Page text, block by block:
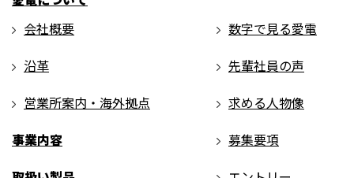
会社概要
沿革
営業所案内・海外拠点
事業内容
数字で見る愛電
先輩社員の声
求める人物像
募集要項